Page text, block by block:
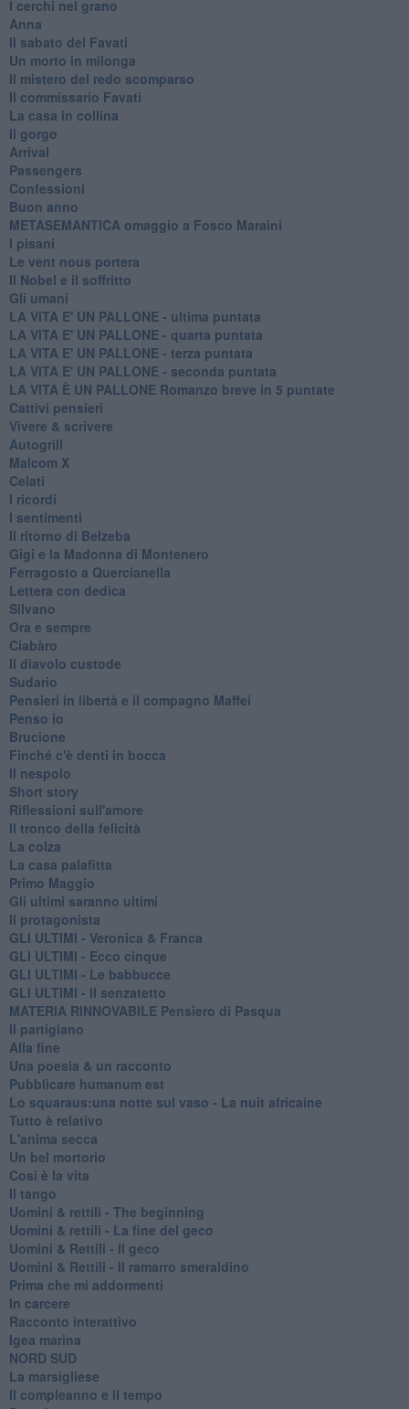
I cerchi nel grano
Anna
Il sabato del Favati
Un morto in milonga
Il mistero del redo scomparso
Il commissario Favati
La casa in collina
Il gorgo
Arrival
Passengers
Confessioni
Buon anno
METASEMANTICA omaggio a Fosco Maraini
I pisani
Le vent nous portera
Il Nobel e il soffritto
Gli umani
LA VITA E' UN PALLONE - ultima puntata
LA VITA E' UN PALLONE - quarta puntata
LA VITA E' UN PALLONE - terza puntata
LA VITA E' UN PALLONE - seconda puntata
LA VITA È UN PALLONE Romanzo breve in 5 puntate
Cattivi pensieri
Vivere & scrivere
Autogrill
Malcom X
Celati
I ricordi
I sentimenti
Il ritorno di Belzeba
Gigi e la Madonna di Montenero
Ferragosto a Quercianella
Lettera con dedica
Silvano
Ora e sempre
Ciabàro
Il diavolo custode
Sudario
Pensieri in libertà e il compagno Maffei
Penso io
Brucione
Finché c'è denti in bocca
Il nespolo
Short story
Riflessioni sull'amore
Il tronco della felicità
La colza
La casa palafitta
Primo Maggio
Gli ultimi saranno ultimi
Il protagonista
GLI ULTIMI - Veronica & Franca
GLI ULTIMI - Ecco cinque
GLI ULTIMI - Le babbucce
GLI ULTIMI - Il senzatetto
MATERIA RINNOVABILE Pensiero di Pasqua
Il partigiano
Alla fine
Una poesia & un racconto
Pubblicare humanum est
Lo squaraus:una notte sul vaso - La nuit africaine
Tutto è relativo
L'anima secca
Un bel mortorio
Cosi è la vita
Il tango
​Uomini & rettili - The beginning
​Uomini & rettili - La fine del geco
Uomini & Rettili - Il geco
Uomini & Rettili - Il ramarro smeraldino
Prima che mi addormenti
In carcere
Racconto interattivo
Igea marina
​NORD SUD
La marsigliese
Il compleanno e il tempo